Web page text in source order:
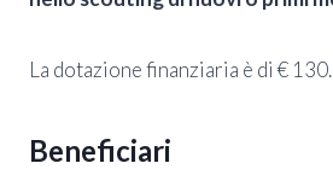
La dotazione finanziaria è di €
Beneficiari